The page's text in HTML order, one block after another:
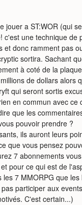
jouer a ST:WOR (qui
c'est une technique
et donc ramment pas
sortira. Sachant
à coté de la
de dollars alors
qui seront sortis
en commun avec
que les
pouvoir prendre ?
ils auront leurs
que vous pensez
7 abonnements
pour ce qui est de
7 MMORPG que
participer aux
C'est certain...)